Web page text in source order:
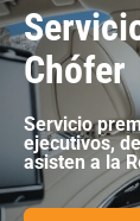
Chófer
Servicio
ejecutivos,
asisten a la